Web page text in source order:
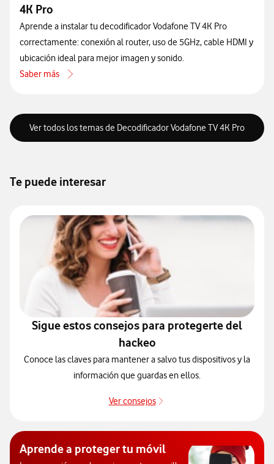
4K Pro
Aprende a instalar tu decodificador Vodafone TV 4K Pro
correctamente: conexión al router, uso de 5GHz, cable HDMI y
ubicación ideal para mejor imagen y sonido.
Saber más
acerca de Cómo instalar el decodificador Vodafone TV 4K Pro
Ver todos los temas de Decodificador Vodafone TV 4K Pro
Te puede interesar
Sigue estos consejos para protegerte del
hackeo
Conoce las claves para mantener a salvo tus dispositivos y la
información que guardas en ellos.
Ver consejos
Aprende a proteger tu móvil